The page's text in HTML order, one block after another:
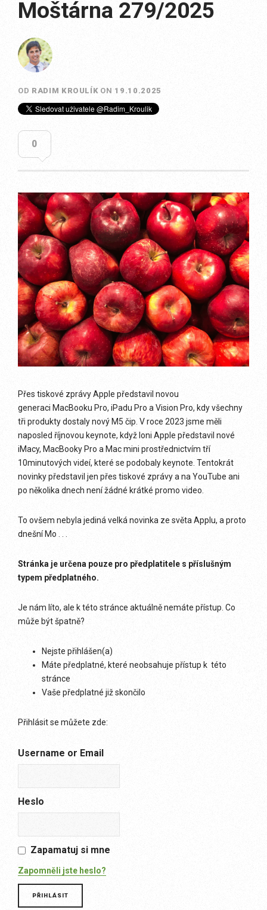
Moštárna 279/2025
OD RADIM KROULÍK ON 19.10.2025
0
Přes tiskové zprávy Apple představil novou
generaci MacBooku Pro, iPadu Pro a Vision Pro, kdy všechny
tři produkty dostaly nový M5 čip. V roce 2023 jsme měli
naposled říjnovou keynote, když loni Apple představil nové
iMacy, MacBooky Pro a Mac mini prostřednictvím tří
10minutových videí, které se podobaly keynote. Tentokrát
novinky představil jen přes tiskové zprávy a na YouTube ani
po několika dnech není žádné krátké promo video.
To ovšem nebyla jediná velká novinka ze světa Applu, a proto
dnešní Mo . . .
Stránka je určena pouze pro předplatitele s příslušným
typem předplatného.
Je nám líto, ale k této stránce aktuálně nemáte přístup. Co
může být špatně?
Nejste přihlášen(a)
Máte předplatné, které neobsahuje přístup k této
stránce
Vaše předplatné již skončilo
Přihlásit se můžete zde:
Username or Email
Heslo
Zapamatuj si mne
Zapomněli jste heslo?